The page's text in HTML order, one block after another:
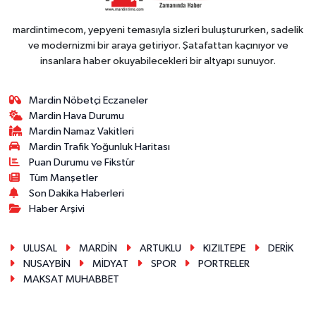
mardintimecom, yepyeni temasıyla sizleri buluştururken, sadelik
ve modernizmi bir araya getiriyor. Şatafattan kaçınıyor ve
insanlara haber okuyabilecekleri bir altyapı sunuyor.
Mardin Nöbetçi Eczaneler
Mardin Hava Durumu
Mardin Namaz Vakitleri
Mardin Trafik Yoğunluk Haritası
Puan Durumu ve Fikstür
Tüm Manşetler
Son Dakika Haberleri
Haber Arşivi
ULUSAL MARDİN ARTUKLU KIZILTEPE
DERİK
NUSAYBİN
MİDYAT SPOR
PORTRELER
MAKSAT MUHABBET